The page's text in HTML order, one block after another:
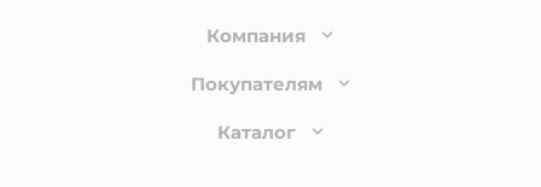
Лицензия
Доставка и оплата
Обмен и возврат товара
Компания
О компании
Покупателям
Бонусные карты
Каталог